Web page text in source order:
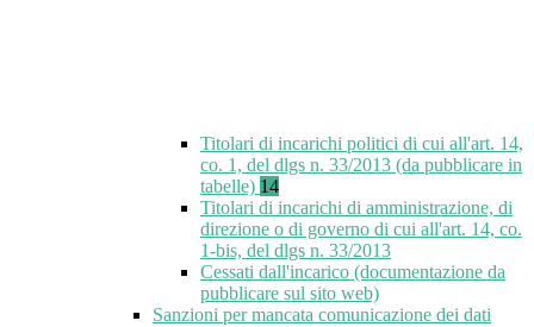
Titolari di incarichi politici di cui all'art. 14,
co. 1, del dlgs n. 33/2013 (da pubblicare in
tabelle) 14
Titolari di incarichi di amministrazione, di
direzione o di governo di cui all'art. 14, co.
1-bis, del dlgs n. 33/2013
Cessati dall'incarico (documentazione da
pubblicare sul sito web)
Sanzioni per mancata comunicazione dei dati